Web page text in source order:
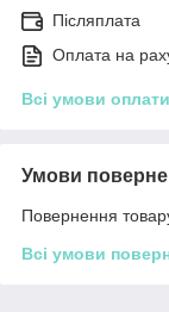
Післяплата
Оплата на
Всі умови оплати
Умови
Повернення
Всі умови